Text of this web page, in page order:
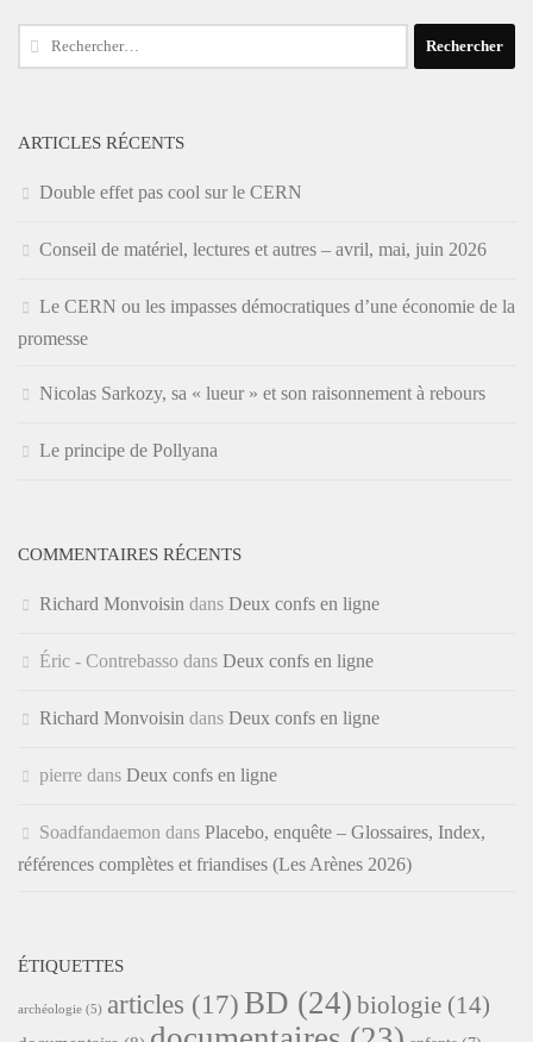
Rechercher :
ARTICLES RÉCENTS
Double effet pas cool sur le CERN
Conseil de matériel, lectures et autres – avril, mai, juin 2026
Le CERN ou les impasses démocratiques d’une économie de la
promesse
Nicolas Sarkozy, sa « lueur » et son raisonnement à rebours
Le principe de Pollyana
COMMENTAIRES RÉCENTS
Richard Monvoisin dans Deux confs en ligne
Éric - Contrebasso dans Deux confs en ligne
Richard Monvoisin dans Deux confs en ligne
pierre dans Deux confs en ligne
Soadfandaemon dans Placebo, enquête – Glossaires, Index,
références complètes et friandises (Les Arènes 2026)
ÉTIQUETTES
archéologie (5) articles (17) BD (24) biologie (14)